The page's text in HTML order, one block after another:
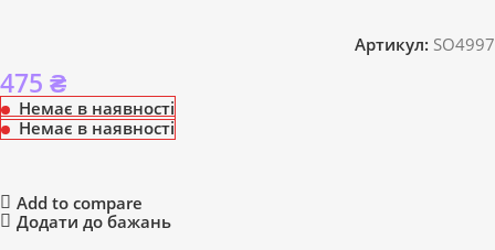
Артикул: SO4997
475 ₴
Немає в наявності
Немає в наявності
Add to compare
Додати до бажань